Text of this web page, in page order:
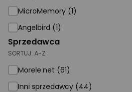
MicroMemory (1)
Angelbird (1)
Sprzedawca
SORTUJ: A-Z
Morele.net (61)
Inni sprzedawcy (44)